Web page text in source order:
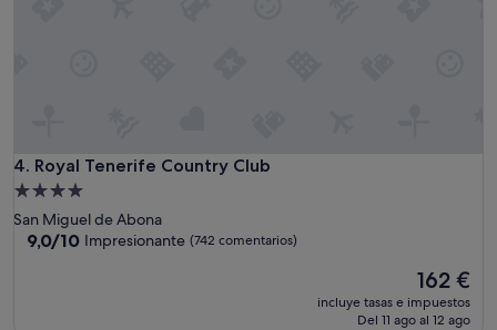
n
d
u
d
4. Royal Tenerife Country Club
Royal Tenerife Country Club
Alojamiento
de
4.0 estrellas
San Miguel de Abona
9.0
9,0/10 Impresionante (742 comentarios)
El
precio
actual
162 €
incluye tasas e impuestos
Del 11 ago al 12 ago